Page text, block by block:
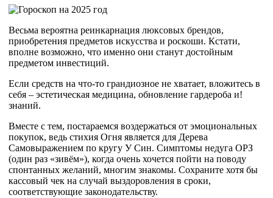
Весьма вероятна реинкарнация люксовых брендов,
приобретения предметов искусства и роскоши. Кстати,
вполне возможно, что именно они станут достойным
предметом инвестиций.
Если средств на что-то грандиозное не хватает, вложитесь в
себя – эстетическая медицина, обновление гардероба и!
знаний.
Вместе с тем, постараемся воздержаться от эмоциональных
покупок, ведь стихия Огня является для Дерева
Самовыражением по кругу У Син. Симптомы недуга ОРЗ
(один раз «зивём»), когда очень хочется пойти на поводу
спонтанных желаний, многим знакомы. Сохраните хотя бы
кассовый чек на случай выздоровления в сроки,
соответствующие законодательству.